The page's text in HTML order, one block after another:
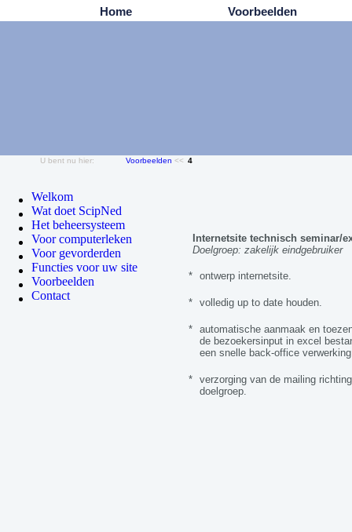
Home Voorbeelden
U bent nu hier: Voorbeelden << 4
Welkom
Wat doet ScipNed
Het beheersysteem
Voor computerleken
Voor gevorderden
Functies voor uw site
Voorbeelden
Contact
Internetsite technisch seminar/
Doelgroep: zakelijk eindgebruiker
* ontwerp internetsite.
* volledig up to date houden.
* automatische aanmaak en
de bezoekersinput in excel
een snelle back-office
* verzorging van de mailing richting
doelgroep.